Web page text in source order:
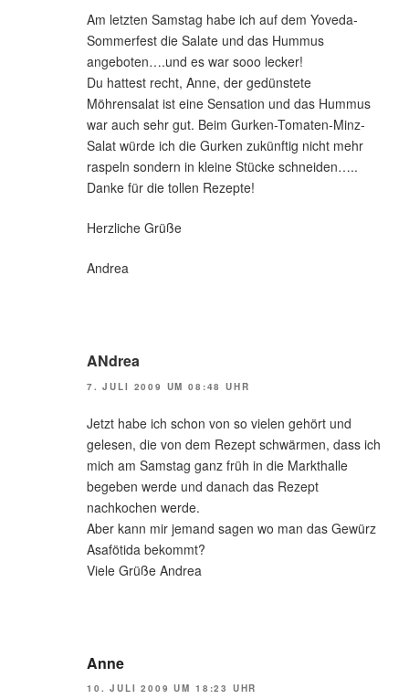
Am letzten Samstag habe ich auf dem Yoveda-
Sommerfest die Salate und das Hummus
angeboten….und es war sooo lecker!
Du hattest recht, Anne, der gedünstete
Möhrensalat ist eine Sensation und das Hummus
war auch sehr gut. Beim Gurken-Tomaten-Minz-
Salat würde ich die Gurken zukünftig nicht mehr
raspeln sondern in kleine Stücke schneiden…..
Danke für die tollen Rezepte!
Herzliche Grüße
Andrea
ANdrea
7. JULI 2009 UM 08:48 UHR
Jetzt habe ich schon von so vielen gehört und
gelesen, die von dem Rezept schwärmen, dass ich
mich am Samstag ganz früh in die Markthalle
begeben werde und danach das Rezept
nachkochen werde.
Aber kann mir jemand sagen wo man das Gewürz
Asafötida bekommt?
Viele Grüße Andrea
Anne
10. JULI 2009 UM 18:23 UHR